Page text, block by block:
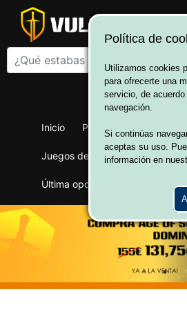
Inicio Productos Juegos
Juegos de cartas
Última oportunidad
Política de
Utilizamos cookies
para ofrecerte una
servicio, de
navegación.
Si continúas
aceptas su uso.
información en